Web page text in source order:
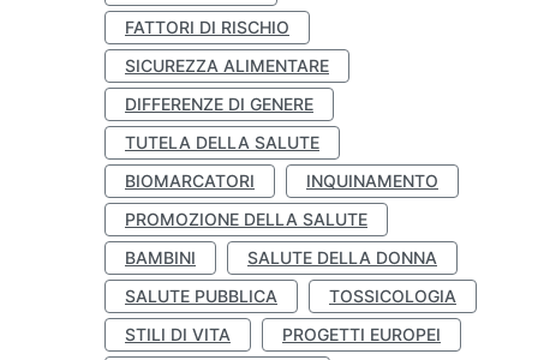
FATTORI DI RISCHIO
SICUREZZA ALIMENTARE
DIFFERENZE DI GENERE
TUTELA DELLA SALUTE
BIOMARCATORI
INQUINAMENTO
PROMOZIONE DELLA SALUTE
BAMBINI
SALUTE DELLA DONNA
SALUTE PUBBLICA
TOSSICOLOGIA
STILI DI VITA
PROGETTI EUROPEI